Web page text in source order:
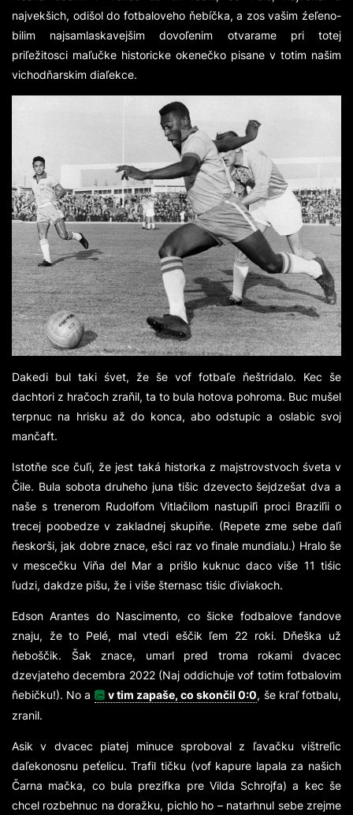
najvekšich, odišol do fotbaloveho ňebíčka, a zos vašim źeľeno-
bilim najsamlaskavejšim dovoľenim otvarame pri totej
priľežitosci maľučke historicke okenečko pisane v totim našim
vichodňarskim diaľekce.
Dakedi bul taki śvet, že še vof fotbaľe ňeštridalo. Kec še
dachtori z hračoch zraňil, ta to bula hotova pohroma. Buc mušel
terpnuc na hrisku až do konca, abo odstupic a oslabic svoj
mančaft.
Istotňe sce čuľi, že jest taká historka z majstrovstvoch śveta v
Čile. Bula sobota druheho juna tišic dzevecto šejdzešat dva a
naše s trenerom Rudolfom Vitlačilom nastupiľi proci Braziľii o
trecej poobedze v zakladnej skupiňe. (Repete zme sebe daľi
ňeskorši, jak dobre znace, ešci raz vo finale mundialu.) Hralo še
v mescečku Viňa del Mar a prišlo kuknuc daco više 11 tiśic
ľudzi, dakdze pišu, že i više šternasc tiśic ďiviakoch.
Edson Arantes do Nascimento, co šicke fodbalove fandove
znaju, že to Pelé, mal vtedi eščik ľem 22 roki. Dňeška už
ňeboščik. Šak znace, umarl pred troma rokami dvacec
dzevjateho decembra 2022 (Naj oddichuje vof totim fotbalovim
ňebičku!). No a
v tim zapaše, co skončil 0:0, še kraľ fotbalu,
zranil.
Asik v dvacec piatej minuce sproboval z ľavačku vištreľic
daľekonosnu peťelicu. Trafil tičku (vof kapure lapala za našich
Čarna mačka, co bula prezifka pre Vilda Schrojfa) a kec še
chcel rozbehnuc na doražku, pichlo ho – natarhnul sebe zrejme